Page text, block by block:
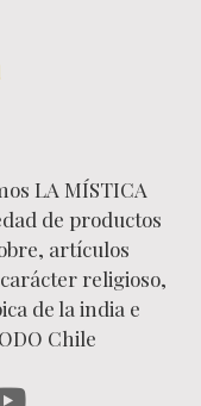
LA MÍSTICA
de productos
artículos
religioso,
de la india e
Chile